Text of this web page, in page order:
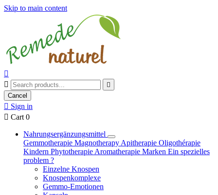
Skip to main content



Cancel
 Sign in
 Cart 0
Nahrungsergänzungsmittel
Gemmotherapie Magnotherapy Apitherapie Oligothérapie
Kindern Phytotherapie Aromatherapie Marken Ein spezielles
problem ?
Einzelne Knospen
Knospenkomplexe
Gemmo-Emotionen